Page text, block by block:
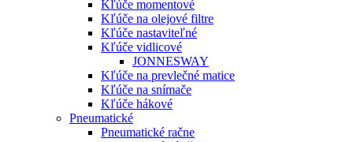
Kľúče momentové
Kľúče na olejové filtre
Kľúče nastaviteľné
Kľúče vidlicové
JONNESWAY
Kľúče na prevlečné matice
Kľúče na snímače
Kľúče hákové
Pneumatické
Pneumatické račne